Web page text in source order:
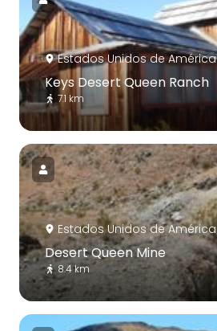
Estados Unidos de América
Keys Desert Queen Ranch
7.1 km
Estados Unidos de América
Desert Queen Mine
8.4 km